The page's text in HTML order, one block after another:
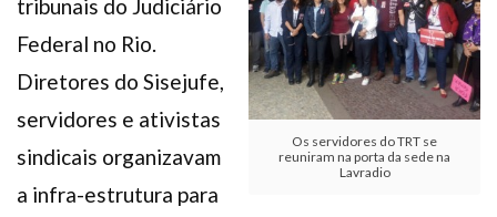
Os servidores do TRT se
reuniram na porta da sede na
Lavradio
tribunais do Judiciário
Federal no Rio.
Diretores do Sisejufe,
servidores e ativistas
sindicais organizavam
a infra-estrutura para